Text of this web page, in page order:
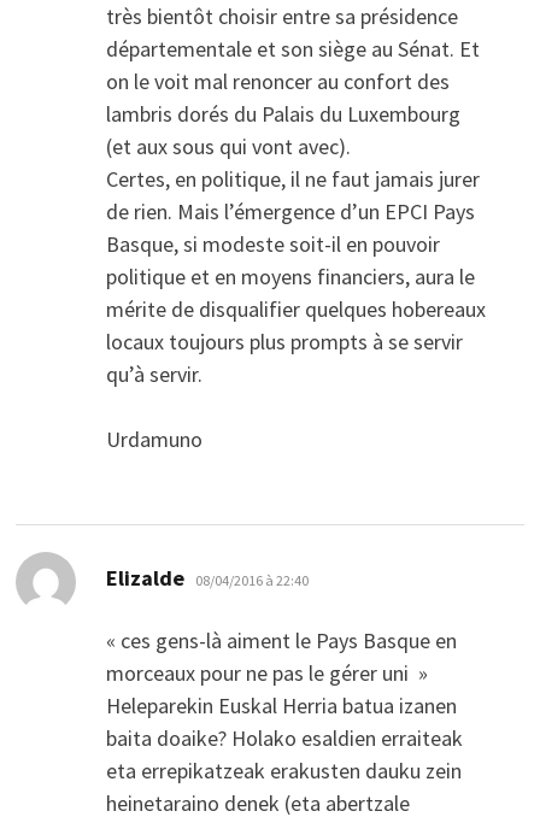
très bientôt choisir entre sa présidence
départementale et son siège au Sénat. Et
on le voit mal renoncer au confort des
lambris dorés du Palais du Luxembourg
(et aux sous qui vont avec).
Certes, en politique, il ne faut jamais jurer
de rien. Mais l’émergence d’un EPCI Pays
Basque, si modeste soit-il en pouvoir
politique et en moyens financiers, aura le
mérite de disqualifier quelques hobereaux
locaux toujours plus prompts à se servir
qu’à servir.
Urdamuno
Elizalde dit :
08/04/2016 à 22:40
« ces gens-là aiment le Pays Basque en
morceaux pour ne pas le gérer uni »
Heleparekin Euskal Herria batua izanen
baita doaike? Holako esaldien erraiteak
eta errepikatzeak erakusten dauku zein
heinetaraino denek (eta abertzale